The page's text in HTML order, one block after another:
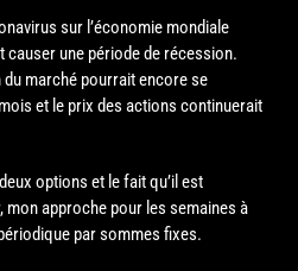
sur l’économie mondiale
causer une période de récession.
marché pourrait encore se
et le prix des actions continuerait
options et le fait qu’il est
mon approche pour les semaines à
par sommes fixes.